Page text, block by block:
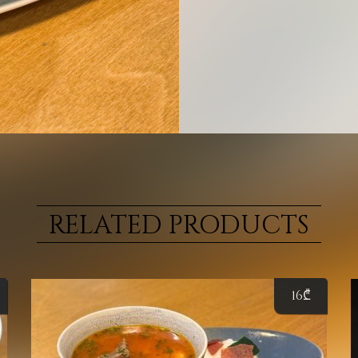
RELATED PRODUCTS
16₾